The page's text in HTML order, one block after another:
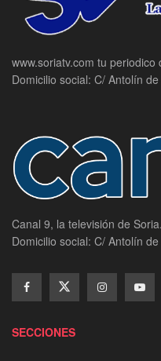
www.soriatv.com tu periodico
Domicilio social: C/ Antolín
Canal 9, la televisión de Soria.
Domicilio social: C/ Antolín
SECCIONES